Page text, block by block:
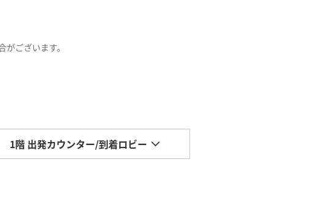
ございます。
1階 出発カウンター/到着ロビー